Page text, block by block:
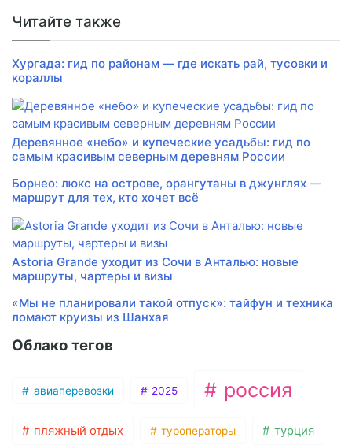
Читайте также
Хургада: гид по районам — где искать рай, тусовки и
кораллы
Деревянное «небо» и купеческие усадьбы: гид по
самым красивым северным деревням России
Борнео: люкс на острове, орангутаны в джунглях —
маршрут для тех, кто хочет всё
Astoria Grande уходит из Сочи в Анталью: новые
маршруты, чартеры и визы
«Мы не планировали такой отпуск»: тайфун и техника
ломают круизы из Шанхая
Облако тегов
авиаперевозки 2025 россия
пляжный отдых туроператоры турция